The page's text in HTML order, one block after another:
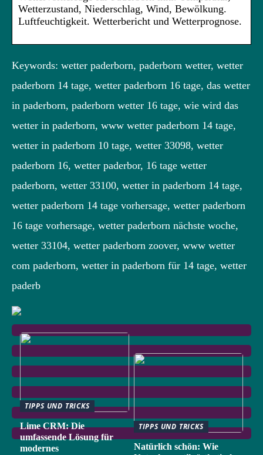
Wetterzustand, Niederschlag, Wind, Bewölkung.
Luftfeuchtigkeit. Wetterbericht und Wetterprognose.
Keywords: wetter paderborn, paderborn wetter, wetter
paderborn 14 tage, wetter paderborn 16 tage, das wetter
in paderborn, paderborn wetter 16 tage, wie wird das
wetter in paderborn, www wetter paderborn 14 tage,
wetter in paderborn 10 tage, wetter 33098, wetter
paderborn 16, wetter paderbor, 16 tage wetter
paderborn, wetter 33100, wetter in paderborn 14 tage,
wetter paderborn 14 tage vorhersage, wetter paderborn
16 tage vorhersage, wetter paderborn nächste woche,
wetter 33104, wetter paderborn zoover, www wetter
com paderborn, wetter in paderborn für 14 tage, wetter
paderb
TIPPS UND TRICKS
Lime CRM: Die
umfassende Lösung für
modernes
TIPPS UND TRICKS
Natürlich schön: Wie